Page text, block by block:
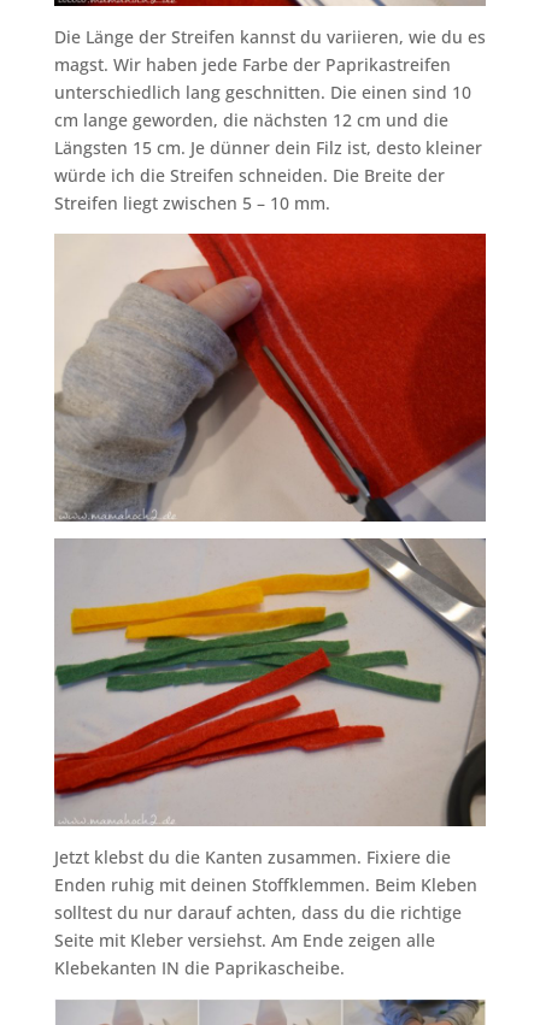
Die Länge der Streifen kannst du variieren, wie du es
magst. Wir haben jede Farbe der Paprikastreifen
unterschiedlich lang geschnitten. Die einen sind 10
cm lange geworden, die nächsten 12 cm und die
Längsten 15 cm. Je dünner dein Filz ist, desto kleiner
würde ich die Streifen schneiden. Die Breite der
Streifen liegt zwischen 5 – 10 mm.
Jetzt klebst du die Kanten zusammen. Fixiere die
Enden ruhig mit deinen Stoffklemmen. Beim Kleben
solltest du nur darauf achten, dass du die richtige
Seite mit Kleber versiehst. Am Ende zeigen alle
Klebekanten IN die Paprikascheibe.